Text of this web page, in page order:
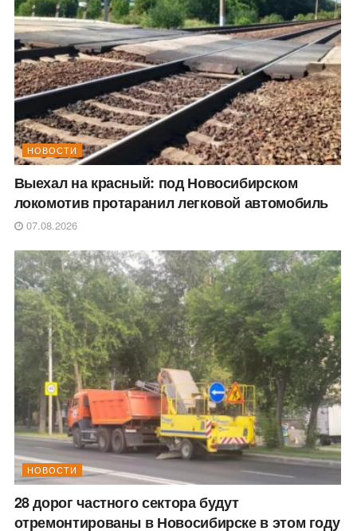
НОВОСТИ
Выехал на красный: под Новосибирском
локомотив протаранил легковой автомобиль
07.08.2026
НОВОСТИ
28 дорог частного сектора будут
отремонтированы в Новосибирске в этом году